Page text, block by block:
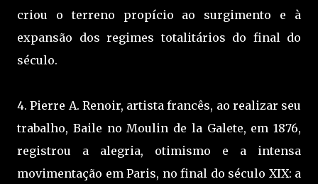
criou o terreno propício ao surgimento e à
expansão dos regimes totalitários do final do
século.
4. Pierre A. Renoir, artista francês, ao realizar seu
trabalho, Baile no Moulin de la Galete, em 1876,
registrou a alegria, otimismo e a intensa
movimentação em Paris, no final do século XIX: a